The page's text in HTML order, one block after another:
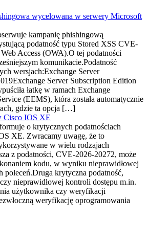
wycelowana w serwery Microsoft
kampanię phishingową
podatność typu Stored XSS CVE-
Access (OWA).O tej podatności
komunikacie.Podatność
wersjach:Exchange Server
Server Subscription Edition
łatkę w ramach Exchange
(EEMS), która została automatycznie
gdzie ta opcja […]
Cisco IOS XE
o krytycznych podatnościach
XE. Zwracamy uwagę, że to
w wielu rodzajach
z podatności, CVE-2026-20272, może
kodu, w wyniku nieprawidłowej
poleceń.Druga krytyczna podatność,
nieprawidłowej kontroli dostępu m.in.
użytkownika czy weryfikacji
weryfikację oprogramowania